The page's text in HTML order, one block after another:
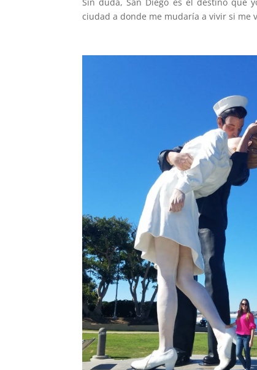
ciudad a donde me mudaría a vivir si me